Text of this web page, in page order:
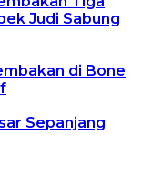
Judi Sabung
di Bone
Sepanjang